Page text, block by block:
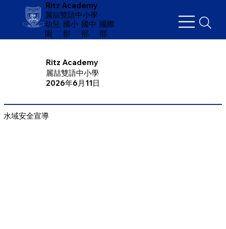
Ritz Academy
麗喆雙語中小學
幼兒
園
​國小
部
國中
部
國際
部
Ritz Academy
麗喆雙語中小學
2026年6月11日
水域安全宣導